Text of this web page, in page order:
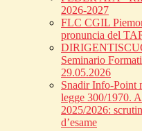
2026-2027
FLC CGIL
pronuncia del
Seminario
29.05.2026
Snadir Info-Point
legge 300/1970.
2025/2026:
d’esame